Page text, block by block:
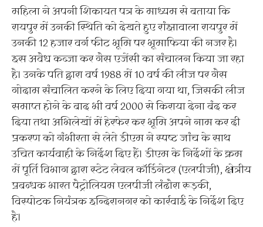
महिला ने अपनी शिकायत पत्र के माध्यम से बताया कि
रायपुर में उनकी स्थिति को देखते हुए रांझावाला रायपुर में
उनकी 12 हजार वर्ग फीट भूमि पर भूमाफिया की नजर है।
इस अवैध कब्जा कर गैस एजेंसी का संचालन किया जा रहा
है। उनके पति द्वारा वर्ष 1988 में 10 वर्ष की लीज पर गैस
गोदाम संचालित करने के लिए दिया गया था, जिसकी लीज
समाप्त होने के बाद भी वर्ष 2000 से किराया देना बंद कर
दिया तथा अभिलेखों में हेरफेर कर भूमि अपने नाम कर दी
प्रकरण को गंभीरता से लेते डीएम ने स्पष्ट जांच के साथ
उचित कार्यवाही के निर्देश दिए हैं। डीएम के निर्देशों के क्रम
में पूर्ति विभाग द्वारा स्टेट लेबल कॉर्डिनेटर (एलपीजी), क्षेत्रीय
प्रबन्धक भारत पैट्रोलियम एलपीजी लंढौरा रूड़की,
विस्पोटक नियंत्रक इन्दिरानगर को कार्रवाई के निर्देश दिए
है।